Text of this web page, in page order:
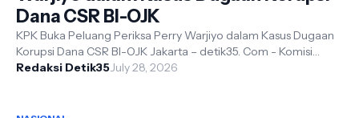
Dana CSR BI-OJK
KPK Buka Peluang Periksa Perry Warjiyo dalam Kasus Dugaan
Korupsi Dana CSR BI-OJK Jakarta – detik35. Com - Komisi
Pemberantasan Korupsi (K...
Redaksi Detik35July 28, 2026